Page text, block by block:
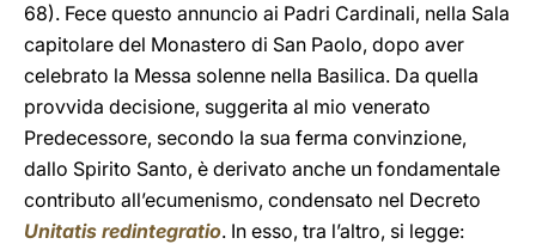
68). Fece questo annuncio ai Padri Cardinali, nella Sala
capitolare del Monastero di San Paolo, dopo aver
celebrato la Messa solenne nella Basilica. Da quella
provvida decisione, suggerita al mio venerato
Predecessore, secondo la sua ferma convinzione,
dallo Spirito Santo, è derivato anche un fondamentale
contributo all’ecumenismo, condensato nel Decreto
Unitatis redintegratio. In esso, tra l’altro, si legge: